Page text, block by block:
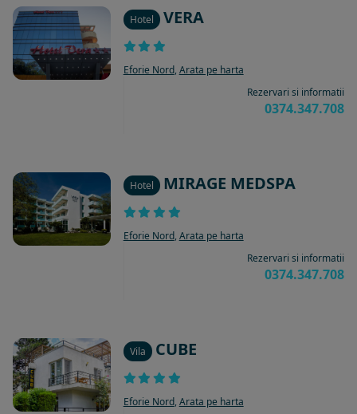
Hotel VERA
Eforie Nord, Arata pe harta
Rezervari si informatii
0374.347.708
Hotel MIRAGE MEDSPA
Eforie Nord, Arata pe harta
Rezervari si informatii
0374.347.708
Vila CUBE
Eforie Nord, Arata pe harta